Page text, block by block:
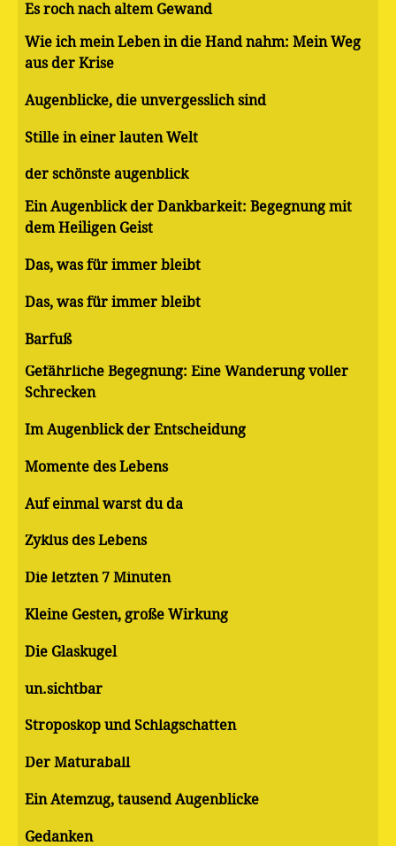
Es roch nach altem Gewand
Wie ich mein Leben in die Hand nahm: Mein Weg
aus der Krise
Augenblicke, die unvergesslich sind
Stille in einer lauten Welt
der schönste augenblick
Ein Augenblick der Dankbarkeit: Begegnung mit
dem Heiligen Geist
Das, was für immer bleibt
Das, was für immer bleibt
Barfuß
Gefährliche Begegnung: Eine Wanderung voller
Schrecken
Im Augenblick der Entscheidung
Momente des Lebens
Auf einmal warst du da
Zyklus des Lebens
Die letzten 7 Minuten
Kleine Gesten, große Wirkung
Die Glaskugel
un.sichtbar
Stroposkop und Schlagschatten
Der Maturaball
Ein Atemzug, tausend Augenblicke
Gedanken